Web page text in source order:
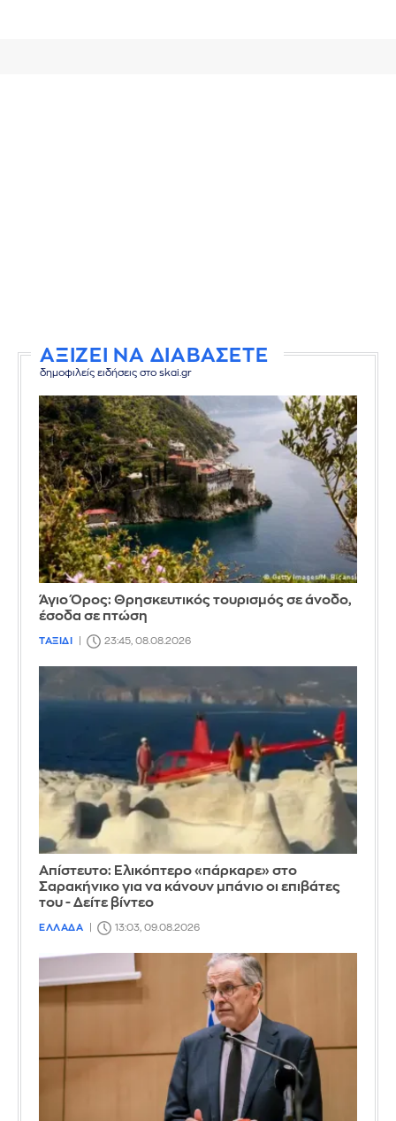
ΑΞΙΖΕΙ ΝΑ ΔΙΑΒΑΣΕΤΕ
δημοφιλείς ειδήσεις στο skai.gr
Άγιο Όρος: Θρησκευτικός τουρισμός σε άνοδο,
έσοδα σε πτώση
ΤΑΞΙΔΙ 23:45, 08.08.2026
Απίστευτο: Ελικόπτερο «πάρκαρε» στο
Σαρακήνικο για να κάνουν μπάνιο οι επιβάτες
του - Δείτε βίντεο
ΕΛΛΑΔΑ 13:03, 09.08.2026